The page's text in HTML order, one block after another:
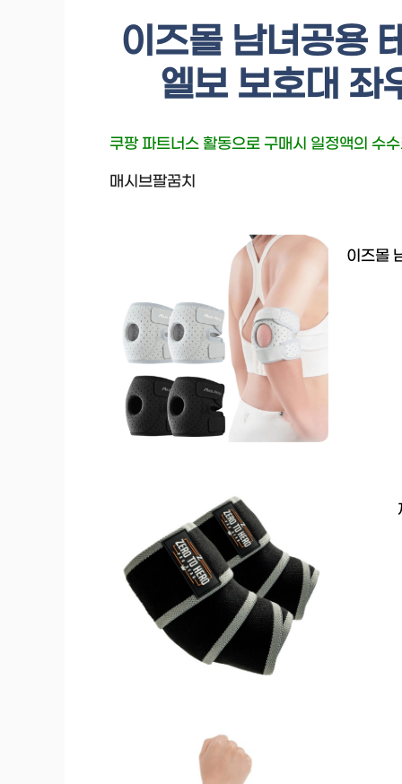
이즈몰 남녀공용
엘보 보호대 좌
쿠팡 파트너스 활동으로 구매시 일정액의 수
매시브팔꿈치
이즈몰